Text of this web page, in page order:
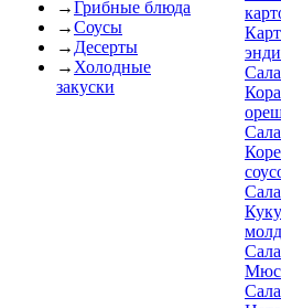
→Грибные блюда
→Соусы
→ Десерты
→ Холодные
закуски